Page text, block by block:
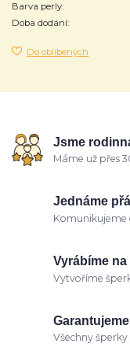
Barva perly:
Doba dodání:
Do oblíbených
Jsme
Máme už přes
Jednáme
Komunikujeme
Vyrábíme na
Vytvoříme
Všechny